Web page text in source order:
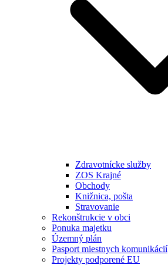
Zdravotnícke služby
ZOS Krajné
Obchody
Knižnica, pošta
Stravovanie
Rekonštrukcie v obci
Ponuka majetku
Územný plán
Pasport miestnych komunikácií
Projekty podporené EU